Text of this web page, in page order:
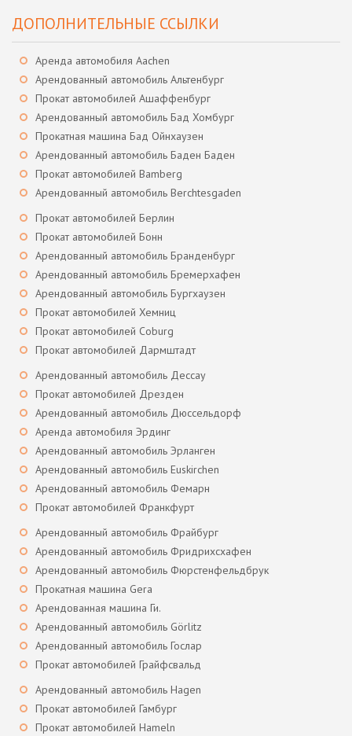
ДОПОЛНИТЕЛЬНЫЕ ССЫЛКИ
Аренда автомобиля Aachen
Арендованный автомобиль Альтенбург
Прокат автомобилей Ашаффенбург
Арендованный автомобиль Бад Хомбург
Прокатная машина Бад Ойнхаузен
Арендованный автомобиль Баден Баден
Прокат автомобилей Bamberg
Арендованный автомобиль Berchtesgaden
Прокат автомобилей Берлин
Прокат автомобилей Бонн
Арендованный автомобиль Бранденбург
Арендованный автомобиль Бремерхафен
Арендованный автомобиль Бургхаузен
Прокат автомобилей Хемниц
Прокат автомобилей Coburg
Прокат автомобилей Дармштадт
Арендованный автомобиль Дессау
Прокат автомобилей Дрезден
Арендованный автомобиль Дюссельдорф
Аренда автомобиля Эрдинг
Арендованный автомобиль Эрланген
Арендованный автомобиль Euskirchen
Арендованный автомобиль Фемарн
Прокат автомобилей Франкфурт
Арендованный автомобиль Фрайбург
Арендованный автомобиль Фридрихсхафен
Арендованный автомобиль Фюрстенфельдбрук
Прокатная машина Gera
Арендованная машина Ги.
Арендованный автомобиль Görlitz
Арендованный автомобиль Гослар
Прокат автомобилей Грайфсвальд
Арендованный автомобиль Hagen
Прокат автомобилей Гамбург
Прокат автомобилей Hameln